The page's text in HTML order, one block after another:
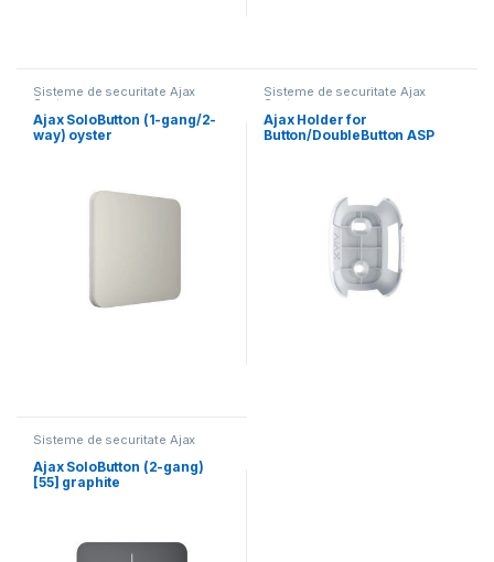
Sisteme de securitate Ajax
Systems
Ajax SoloButton (1-gang/2-
way) oyster
Sisteme de securitate Ajax
Systems
Ajax Holder for
Button/DoubleButton ASP
Sisteme de securitate Ajax
Ajax SoloButton (2-gang)
[55] graphite